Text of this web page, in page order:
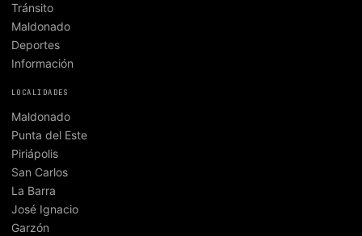
Tránsito
Maldonado
Deportes
Información
LOCALIDADES
Maldonado
Punta del Este
Piriápolis
San Carlos
La Barra
José Ignacio
Garzón